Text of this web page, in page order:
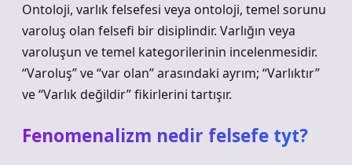
Ontoloji, varlık felsefesi veya ontoloji, temel sorunu
varoluş olan felsefi bir disiplindir. Varlığın veya
varoluşun ve temel kategorilerinin incelenmesidir.
“Varoluş” ve “var olan” arasındaki ayrım; “Varlıktır”
ve “Varlık değildir” fikirlerini tartışır.
Fenomenalizm nedir felsefe tyt?